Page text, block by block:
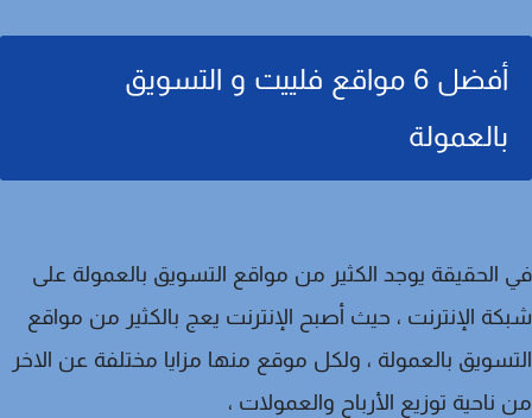
أفضل 6 مواقع فلييت و التسويق
بالعمولة
الحقيقة يوجد الكثير من مواقع التسويق بالعمولة على
الإنترنت ، حيث أصبح الإنترنت يعج بالكثير من مواقع
بالعمولة ، ولكل موقع منها مزايا مختلفة عن الاخر
توزيع الأرباح والعمولات ،